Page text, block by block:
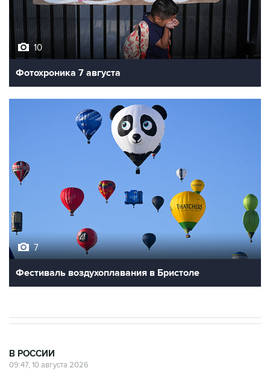
10
Фотохроника 7 августа
7
Фестиваль воздухоплавания в Бристоле
В РОССИИ
09:47, 10 августа 2026